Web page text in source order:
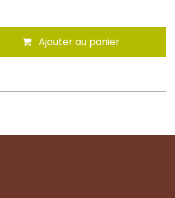
Ajouter au panier